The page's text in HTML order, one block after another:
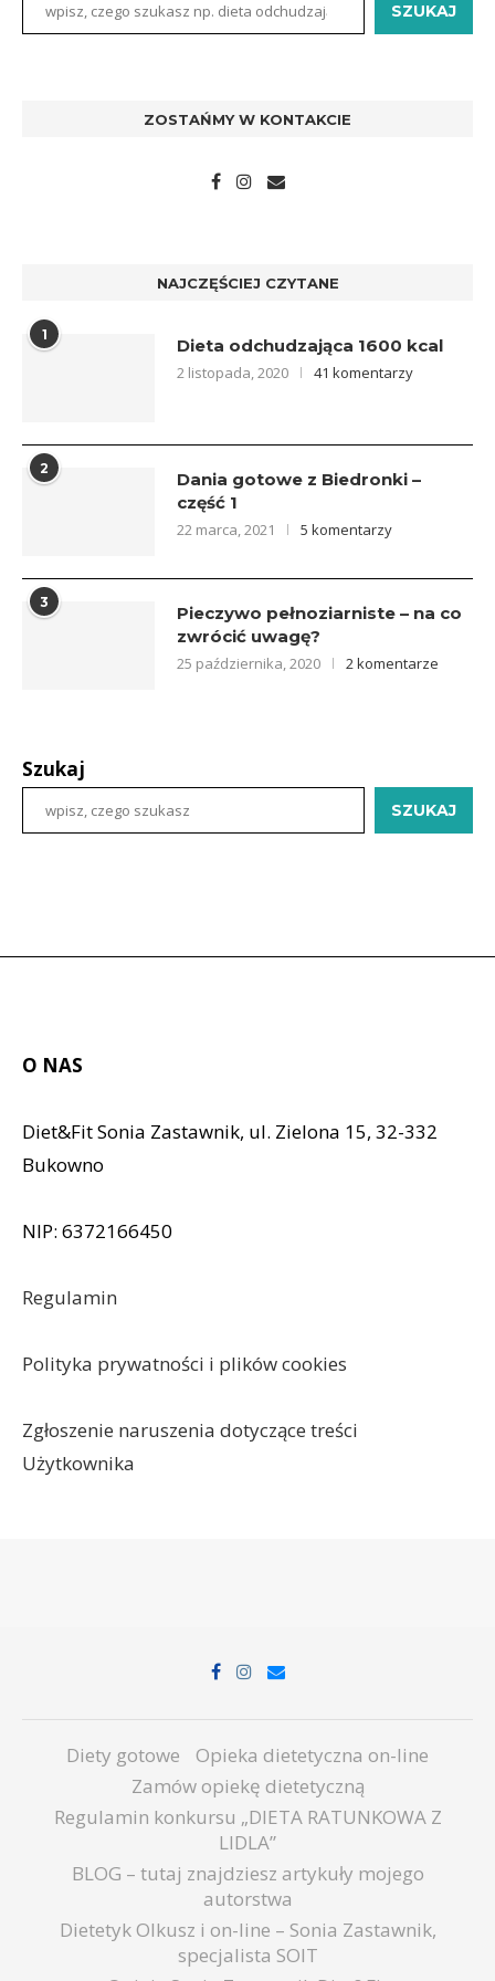
SZUKAJ
ZOSTAŃMY W KONTAKCIE
NAJCZĘŚCIEJ CZYTANE
1
Dieta odchudzająca 1600 kcal
2 listopada, 2020 41 komentarzy
2
Dania gotowe z Biedronki –
część 1
22 marca, 2021 5 komentarzy
3
Pieczywo pełnoziarniste – na co
zwrócić uwagę?
25 października, 2020 2 komentarze
Szukaj
SZUKAJ
O NAS
Diet&Fit Sonia Zastawnik, ul. Zielona 15, 32-332
Bukowno
NIP: 6372166450
Regulamin
Polityka prywatności i plików cookies
Zgłoszenie naruszenia dotyczące treści
Użytkownika
Diety gotowe
Opieka dietetyczna on-line
Zamów opiekę dietetyczną
Regulamin konkursu „DIETA RATUNKOWA Z
LIDLA”
BLOG – tutaj znajdziesz artykuły mojego
autorstwa
Dietetyk Olkusz i on-line – Sonia Zastawnik,
specjalista SOIT